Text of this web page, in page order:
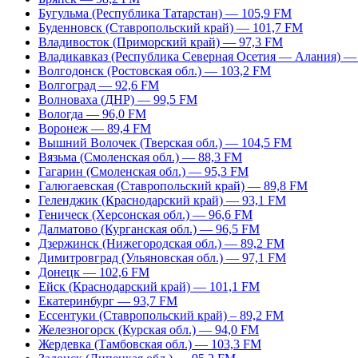
Бугульма (Республика Татарстан) — 105,9 FM
Буденновск (Ставропольский край) — 101,7 FM
Владивосток (Приморский край) — 97,3 FM
Владикавказ (Республика Северная Осетия — Алания)
Волгодонск (Ростовская обл.) — 103,2 FM
Волгоград — 92,6 FM
Волноваха (ДНР) — 99,5 FM
Вологда — 96,0 FM
Воронеж — 89,4 FM
Вышний Волочек (Тверская обл.) — 104,5 FM
Вязьма (Смоленская обл.) — 88,3 FM
Гагарин (Смоленская обл.) — 95,3 FM
Галюгаевская (Ставропольский край) — 89,8 FM
Геленджик (Краснодарский край) — 93,1 FM
Геническ (Херсонская обл.) — 96,6 FM
Далматово (Курганская обл.) — 96,5 FM
Дзержинск (Нижегородская обл.) — 89,2 FM
Димитровград (Ульяновская обл.) — 97,1 FM
Донецк — 102,6 FM
Ейск (Краснодарский край) — 101,1 FM
Екатеринбург — 93,7 FM
Ессентуки (Ставропольский край) – 89,2 FM
Железногорск (Курская обл.) — 94,0 FM
Жердевка (Тамбовская обл.) — 103,3 FM